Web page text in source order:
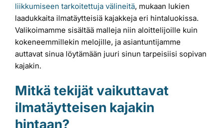
liikkumiseen tarkoitettuja välineitä, mukaan lukien
laadukkaita ilmatäytteisiä kajakkeja eri hintaluokissa.
Valikoimamme sisältää malleja niin aloittelijoille kuin
kokeneemmillekin melojille, ja asiantuntijamme
auttavat sinua löytämään juuri sinun tarpeisiisi sopivan
kajakin.
Mitkä tekijät vaikuttavat
ilmatäytteisen kajakin
hintaan?